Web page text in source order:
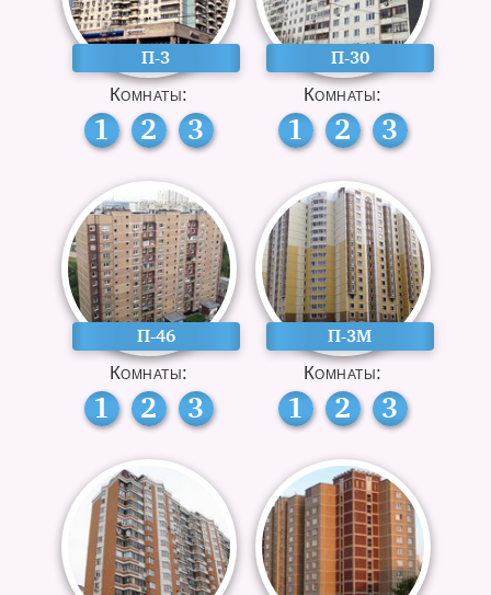
П-3
Комнаты:
1 2 3
П-30
Комнаты:
1 2 3
П-46
Комнаты:
1 2 3
П-3М
Комнаты:
1 2 3